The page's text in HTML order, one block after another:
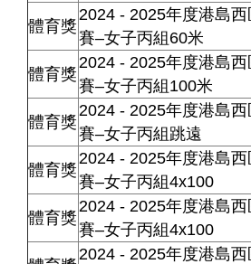
體育獎
2024 - 2025年度港島
賽–女子丙組60米
體育獎
2024 - 2025年度港島
賽–女子丙組100米
體育獎
2024 - 2025年度港島
賽–女子丙組跳遠
體育獎
2024 - 2025年度港島
賽–女子丙組4x100
體育獎
2024 - 2025年度港島
賽–女子丙組4x100
2024 - 2025年度港島